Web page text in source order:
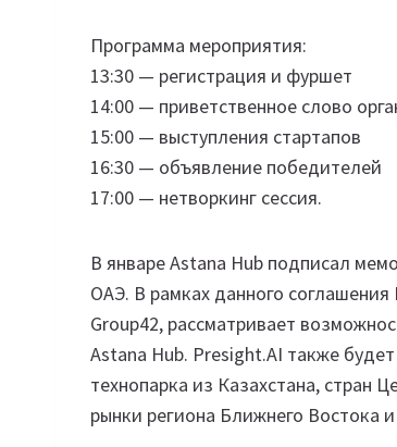
Программа мероприятия:
13:30 — регистрация и фуршет
14:00 — приветственное слово
15:00 — выступления стартапов
16:30 — объявление победителей
17:00 — нетворкинг сессия.
В январе Astana Hub подписал
ОАЭ. В рамках данного
Group42, рассматривает
Astana Hub. Presight.AI также
технопарка из Казахстана, стран
рынки региона Ближнего Востока